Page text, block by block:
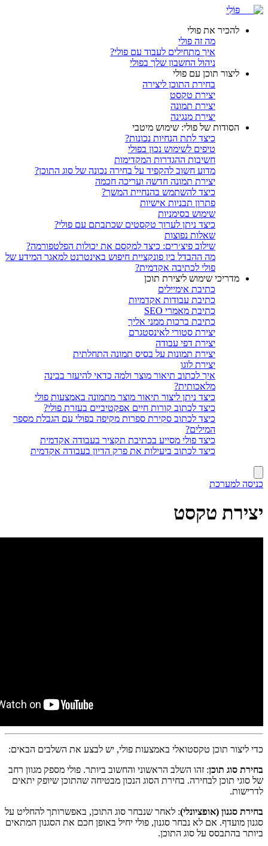
פּוֹלִי
להכיר את פולי
מה זה פולי
איך מתחילים לעבוד עם פולי?
ניהול החשבון שלך בפולי
ליצור תוכן עם פולי
בחירת התוכן ליצירה
יצירת טקסט
יצירת תמונה
יצירת מנגינה
הסודות של פולי: שימוש מיטבי
כיצד לתת הנחיות נכונות?
טיפים לשימוש נכון בפולי
חשיבות ההגדרות המקדימות
מדוע חשוב להקפיד על בחירה נכונה של סוג התוכן?
יצירת תמונה חדשה ועריכה חכמה
כיצד להשתמש בהנחיית המשך?
פתרון תבניות אישיות
שימוש בסימניות
כיצד ניתן לערוך טקסטים שכתבתם עם פולי?
שאלות נפוצות
שילוב פיצ׳רים: כיצד למקסם את יכולות הפלטפורמה?
מה ההבדל בין פונקציית חיפוש באינטרנט למאגר המידע של
פולי לכתיבה אקדמית?
מדריכי שימוש ליצירת תוכן
כתיבת אימיילים
כתיבת עבודות אקדמיות
כתיבת מאמרי SEO
כתיבת ברכות ממני אליך
יצירת סטורי לאינסטגרם
יצירת דפי עבודה
יצירת תמונות על בסיס תמונה התחלתית
יצירת לוגו
איך לכתוב תיאור מוצר ולמה כדאי להיעזר בבינה
מלאכותית?
כיצד ניתן ליצור תיאור מוצר מתמונה באמצעות פולי
כיצד לכתוב קורות חיים אפקטיביים בעזרת פולי?
כיצד לכתוב סקירת ספרות מקיפה בפולי עם הגבלת מספר
המילים?
כיצד פולי מסייע בכתיבת תקציר בעבודה אקדמית
כיצד לכתוב ביעילות את פרק הדיון בעבודה אקדמית
כניסה למערכת
יצירת טקסט
כדי ליצור תוכן טקסטואלי באמצעות פולי, יש לבצע את השלבים הבאים:
בחירת סוג תוכן: זהו השלב הראשוני והחשוב ביותר. פולי מספק מגוון רחב
של סוגי תוכן לבחירה. בחירת הסוג הנכון מבטיחה שהתוכן שיופק יתאים
לדרישות.
בחירת סגנון (אופציונלי): לאחר שנבחר סוג התוכן, באפשרותך להחליט על
סגנון מועדף. אם לא נבחר סגנון, פולי יחיל באופן חכם את הסגנון המתאים
ביותר בהתבסס על סוג התוכן.